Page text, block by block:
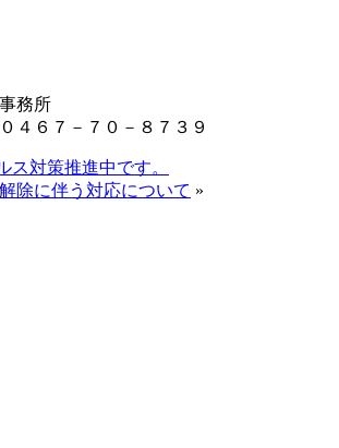
務所
４６７－７０－８７３９
ス対策推進中です。
除に伴う対応について »